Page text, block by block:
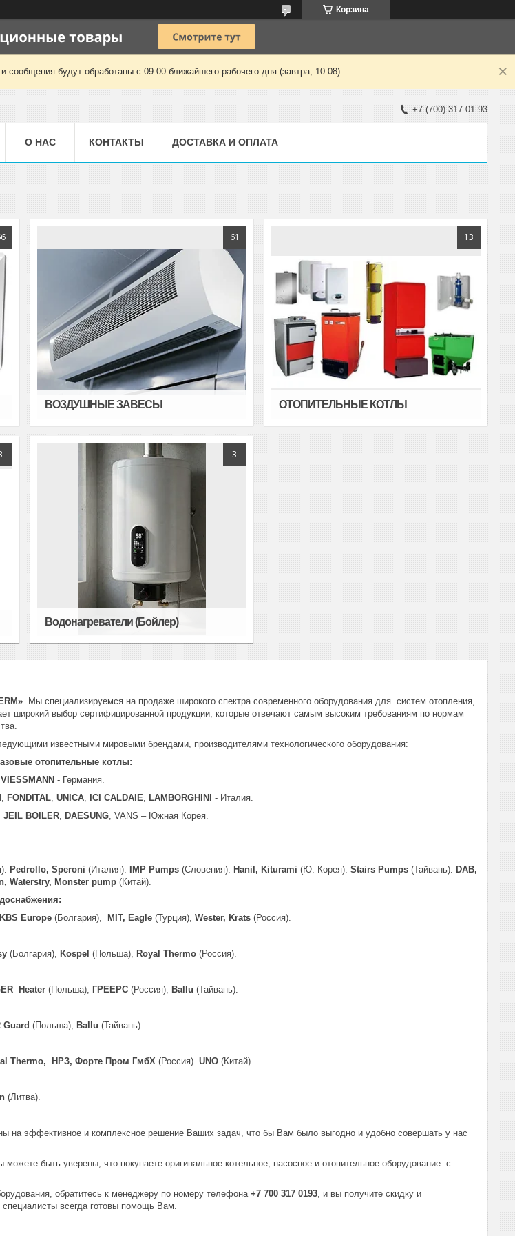
Корзина
сообщения будут обработаны с 09:00 ближайшего рабочего дня (завтра, 10.08)
+7 (700) 317-01-93
О НАС КОНТАКТЫ ДОСТАВКА И ОПЛАТА
61
ВОЗДУШНЫЕ ЗАВЕСЫ
13
ОТОПИТЕЛЬНЫЕ КОТЛЫ
3
Водонагреватели (Бойлер)
» . Мы специализируемся на продаже широкого спектра современного оборудования для систем отопления,
широкий выбор сертифицированной продукции, которые отвечают самым высоким требованиям по нормам
известными мировыми брендами, производителями технологического оборудования:
отопительные котлы:
VIESSMANN - Германия.
FONDITAL UNICA ICI CALDAIE LAMBORGHINI
- Италия.
JEIL BOILER DAESUNG , VANS – Южная Корея.
Pedrollo, Speroni (Италия). IMP Pumps (Словения). Hanil, Kiturami (Ю. Корея). Stairs Pumps (Тайвань).
DAB,
Waterstry, Monster pump (Китай).
KBS Europe (Болгария), MIT, Eagle (Турция), Wester, Krats (Россия).
(Болгария), Kospel (Польша), Royal Thermo (Россия).
Heater (Польша), ГРЕЕРС (Россия), Ballu (Тайвань).
Guard (Польша), Ballu (Тайвань).
Thermo, НРЗ, Форте Пром ГмбХ (Россия). UNO (Китай).
(Литва).
на эффективное и комплексное решение Ваших задач, что бы Вам было выгодно и удобно совершать у нас
можете быть уверены, что покупаете оригинальное котельное, насосное и отопительное оборудование с
обратитесь к менеджеру по номеру телефона +7 700 317 0193 , и вы получите скидку и
всегда готовы помощь Вам.